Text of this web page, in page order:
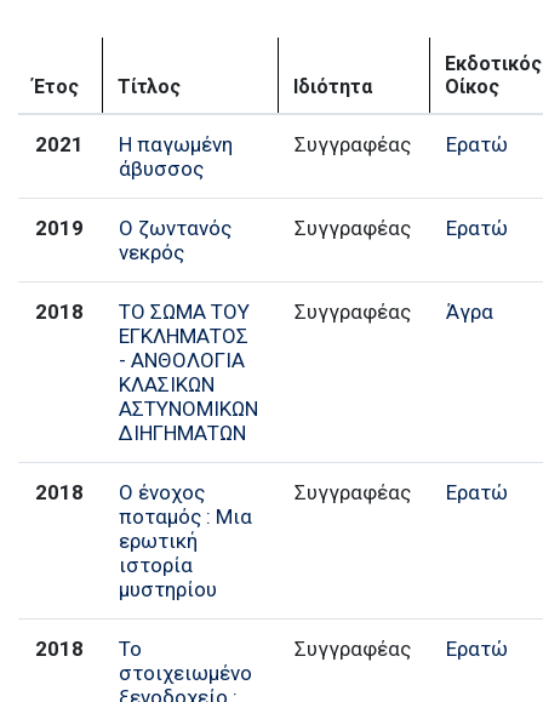
Έτος Τίτλος Ιδιότητα
Εκδοτικός
Οίκος
2021
Η παγωμένη
άβυσσος
Συγγραφέας Ερατώ
2019
Ο ζωντανός
νεκρός
Συγγραφέας Ερατώ
2018
ΤΟ ΣΩΜΑ ΤΟΥ
ΕΓΚΛΗΜΑΤΟΣ
- ΑΝΘΟΛΟΓΙΑ
ΚΛΑΣΙΚΩΝ
ΑΣΤΥΝΟΜΙΚΩΝ
ΔΙΗΓΗΜΑΤΩΝ
Συγγραφέας Άγρα
2018
Ο ένοχος
ποταμός : Μια
ερωτική
ιστορία
μυστηρίου
Συγγραφέας Ερατώ
2018
Το
στοιχειωμένο
ξενοδοχείο :
Συγγραφέας Ερατώ